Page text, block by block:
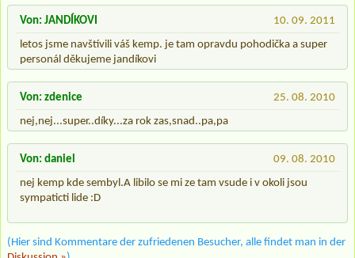
10. 09. 2011
Von: JANDÍKOVI
letos jsme navštívili váš kemp. je tam opravdu pohodička a super
personál děkujeme jandíkovi
25. 08. 2010
Von: zdenice
nej,nej...super..díky...za rok zas,snad..pa,pa
09. 08. 2010
Von: daniel
nej kemp kde sembyl.A libilo se mi ze tam vsude i v okoli jsou
sympaticti lide :D
(Hier sind Kommentare der zufriedenen Besucher, alle findet man in der